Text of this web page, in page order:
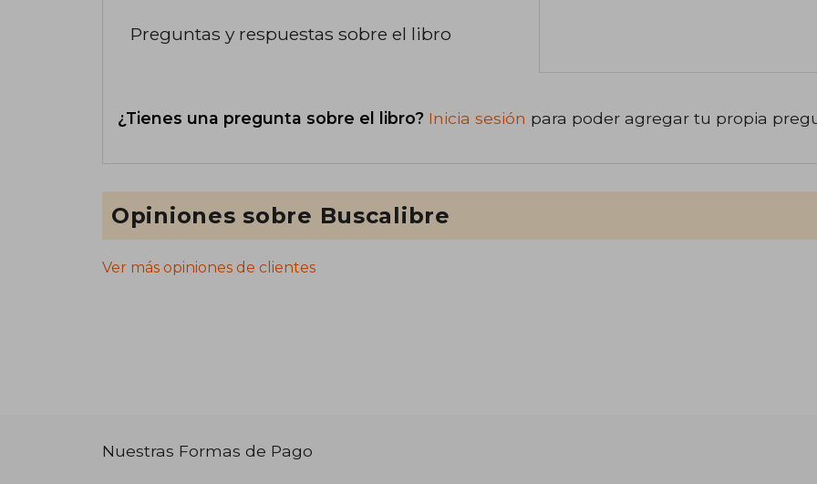
Preguntas y respuestas sobre el libro
¿Tienes una pregunta sobre el libro? Inicia sesión para poder agregar tu propia
Opiniones sobre Buscalibre
Ver más opiniones de clientes
Nuestras Formas de Pago